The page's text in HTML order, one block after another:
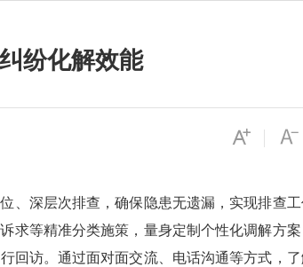
纷化解效能
深层次排查，确保隐患无遗漏，实现排查工
求等精准分类施策，量身定制个性化调解方
回访。通过面对面交流、电话沟通等方式，